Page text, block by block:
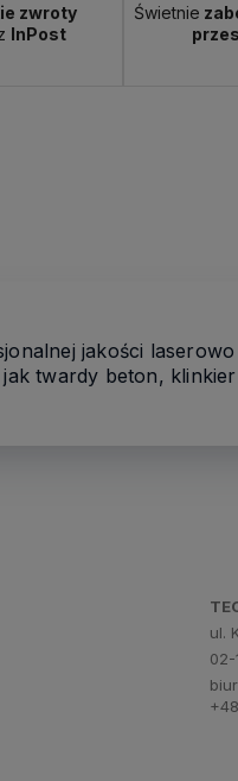
zwroty
InPost
Świetnie
jakości
twardy beton,
ul.
02-